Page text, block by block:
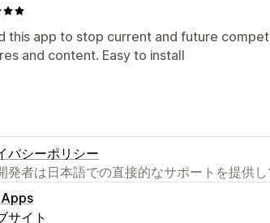
this app to stop current and future
and content. Easy to install
バシーポリシー
発者は日本語での直接的なサポートを提供し
サイト